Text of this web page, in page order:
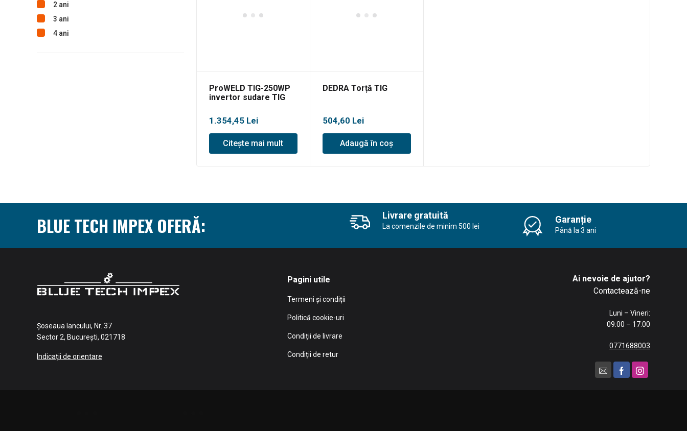
2 ani
3 ani
4 ani
ProWELD TIG-250WP
invertor sudare TIG
1.354,45 Lei
Citește mai mult
DEDRA Torță TIG
504,60 Lei
Adaugă în coș
BLUE TECH IMPEX OFERĂ: Livrare gratuită
La comenzile de minim 500 lei
Garanție
Până la 3 ani
Șoseaua Iancului, Nr. 37
Sector 2, București, 021718
Indicații de orientare
Pagini utile
Termeni și condiții
Politică cookie-uri
Condiții de livrare
Condiții de retur
Ai nevoie de ajutor?
Contactează-ne
Luni – Vineri:
09:00 – 17:00
0771688003